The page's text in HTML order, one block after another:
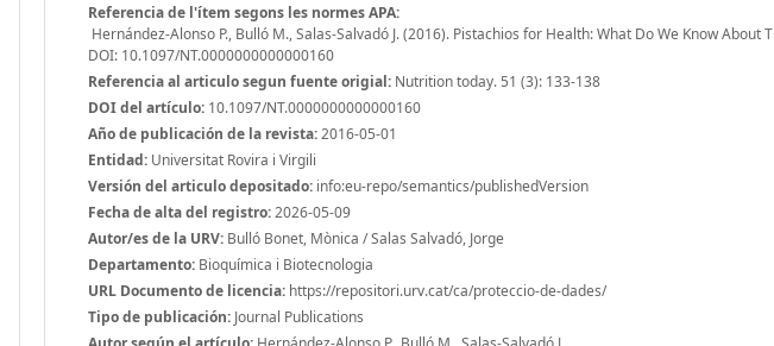
Referencia de l'ítem segons les normes APA:
Hernández-Alonso P., Bulló M., Salas-Salvadó J. (2016). Pistachios for Health: What Do We Know
DOI: 10.1097/NT.0000000000000160
Referencia al articulo segun fuente origial: Nutrition today. 51 (3): 133-138
DOI del artículo: 10.1097/NT.0000000000000160
Año de publicación de la revista:2016-05-01
Entidad: Universitat Rovira i Virgili
Versión del articulo depositado: info:eu-repo/semantics/publishedVersion
Fecha de alta del registro:2026-05-09
Autor/es de la URV: Bulló Bonet, Mònica / Salas Salvadó, Jorge
Departamento: Bioquímica i Biotecnologia
URL Documento de licencia: https://repositori.urv.cat/ca/proteccio-de-dades/
Tipo de publicación: Journal Publications